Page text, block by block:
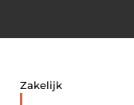
Zakelijk